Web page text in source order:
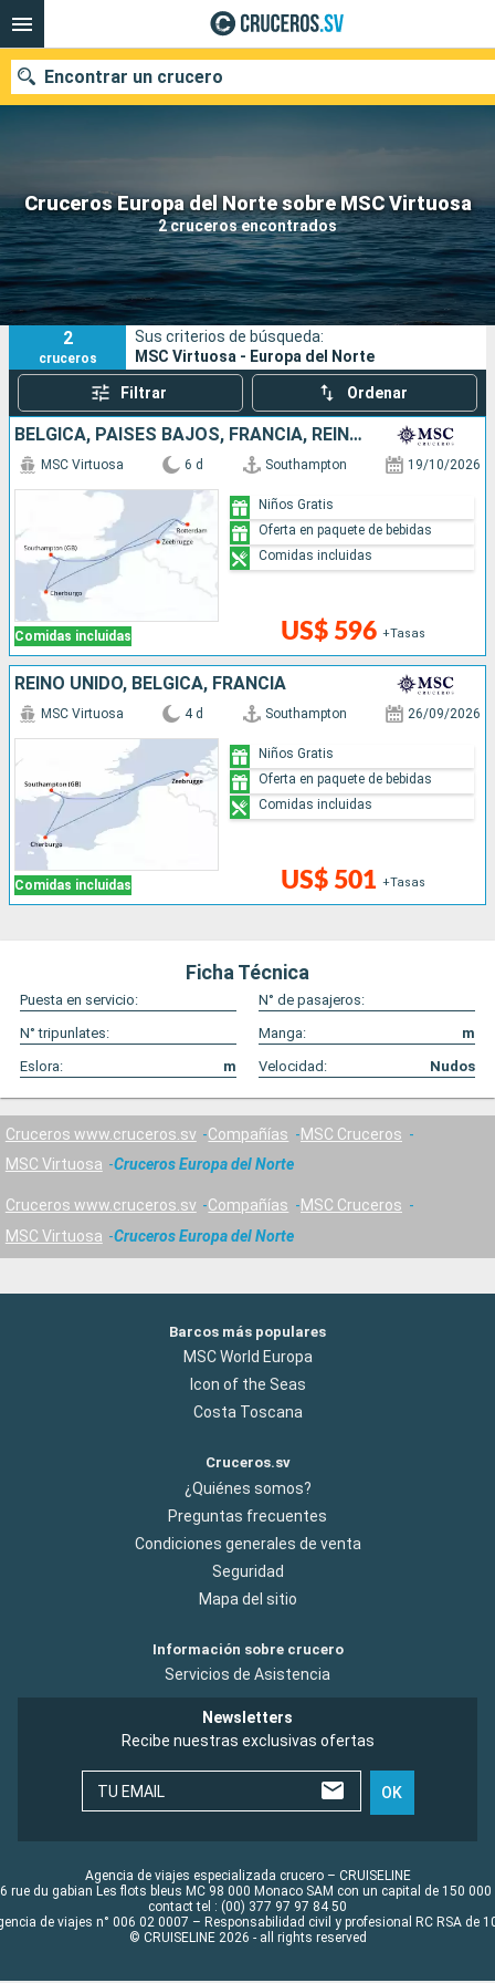
Cruceros Europa del Norte sobre MSC Virtuosa
2 cruceros encontrados
Encontrar un crucero
Nuestros destinos
Fecha de salida
Puertos Compañías
Buscar
2
cruceros
Sus criterios de búsqueda:
MSC Virtuosa - Europa del Norte
Filtrar Ordenar
BÉLGICA, PAISES BAJOS, FRANCIA, REINO UNIDO
Comidas incluidas
MSC Virtuosa 6 d Southampton 19/10/2026
US$ 596 +Tasas
Niños Gratis
Oferta en paquete de bebidas
Comidas incluidas
REINO UNIDO, BÉLGICA, FRANCIA
Comidas incluidas
MSC Virtuosa 4 d Southampton 26/09/2026
US$ 501 +Tasas
Niños Gratis
Oferta en paquete de bebidas
Comidas incluidas
Ficha Técnica
Puesta en servicio:
N° de pasajeros:
N° tripunlates:
Manga:
m
Eslora:
m Velocidad: Nudos
Cruceros www.cruceros.sv Compañías
MSC Cruceros
MSC Virtuosa
Cruceros Europa del Norte
Cruceros www.cruceros.sv Compañías
MSC Cruceros
MSC Virtuosa
Cruceros Europa del Norte
Barcos más populares
MSC World Europa
Icon of the Seas
Costa Toscana
Cruceros.sv
¿Quiénes somos?
Preguntas frecuentes
Condiciones generales de venta
Seguridad
Mapa del sitio
Información sobre crucero
Servicios de Asistencia
Newsletters
Recibe nuestras exclusivas ofertas
TU EMAIL OK
Agencia de viajes especializada crucero – CRUISELINE
rue du gabian Les flots bleus MC 98 000 Monaco SAM con un capital de 150 000
contact tel : (00) 377 97 97 84 50
de viajes n° 006 02 0007 – Responsabilidad civil y profesional RC RSA de
© CRUISELINE 2026 - all rights reserved